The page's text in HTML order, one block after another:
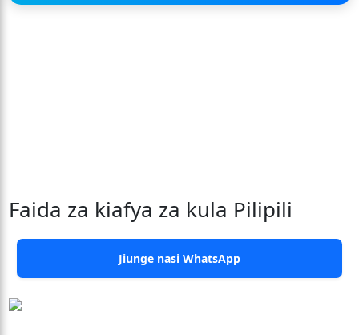
Faida za kiafya za kula Pilipili
Jiunge nasi WhatsApp